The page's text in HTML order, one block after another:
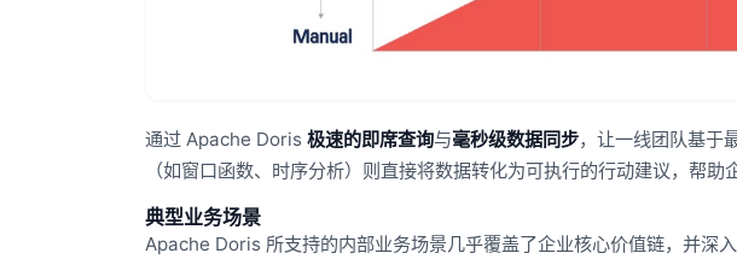
通过 Apache Doris 极速的即席查询与毫秒级数据同步，让一线团队基于
（如窗口函数、时序分析）则直接将数据转化为可执行的行动建议，帮助
典型业务场景
Apache Doris 所支持的内部业务场景几乎覆盖了企业核心价值链，并深